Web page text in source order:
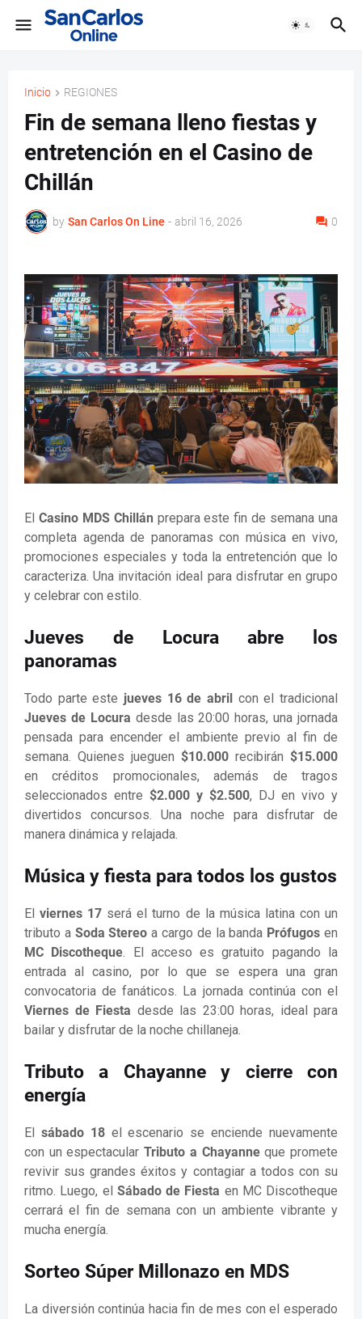
Inicio REGIONES
Fin de semana lleno fiestas y
entretención en el Casino de
Chillán
by San Carlos On Line - abril 16, 2026 0
El Casino MDS Chillán prepara este fin de semana una
completa agenda de panoramas con música en vivo,
promociones especiales y toda la entretención que lo
caracteriza. Una invitación ideal para disfrutar en grupo
y celebrar con estilo.
Jueves de Locura abre los
panoramas
Todo parte este jueves 16 de abril con el tradicional
Jueves de Locura desde las 20:00 horas, una jornada
pensada para encender el ambiente previo al fin de
semana. Quienes jueguen $10.000 recibirán $15.000
en créditos promocionales, además de tragos
seleccionados entre $2.000 y $2.500, DJ en vivo y
divertidos concursos. Una noche para disfrutar de
manera dinámica y relajada.
Música y fiesta para todos los gustos
Elviernes 17 será el turno de la música latina con un
tributo a Soda Stereo a cargo de la banda Prófugos en
MC Discotheque. El acceso es gratuito pagando la
entrada al casino, por lo que se espera una gran
convocatoria de fanáticos. La jornada continúa con el
Viernes de Fiesta desde las 23:00 horas, ideal para
bailar y disfrutar de la noche chillaneja.
Tributo a Chayanne y cierre con
energía
El sábado 18el escenario se enciende nuevamente
con un espectacularTributo a Chayanneque promete
revivir sus grandes éxitos y contagiar a todos con su
ritmo. Luego, el Sábado de Fiesta en MC Discotheque
cerrará el fin de semana con un ambiente vibrante y
mucha energía.
Sorteo Súper Millonazo en MDS
La diversión continúa hacia fin de mes con el esperado